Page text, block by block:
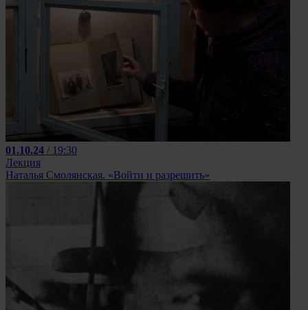
01.10.24 / 19:30
Лекция
Наталья Смолянская. «Войти и разрешить»